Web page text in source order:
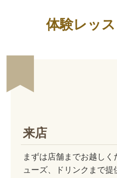
体験レッ
来店
まずは店舗までお越し
ューズ、ドリンクまで提